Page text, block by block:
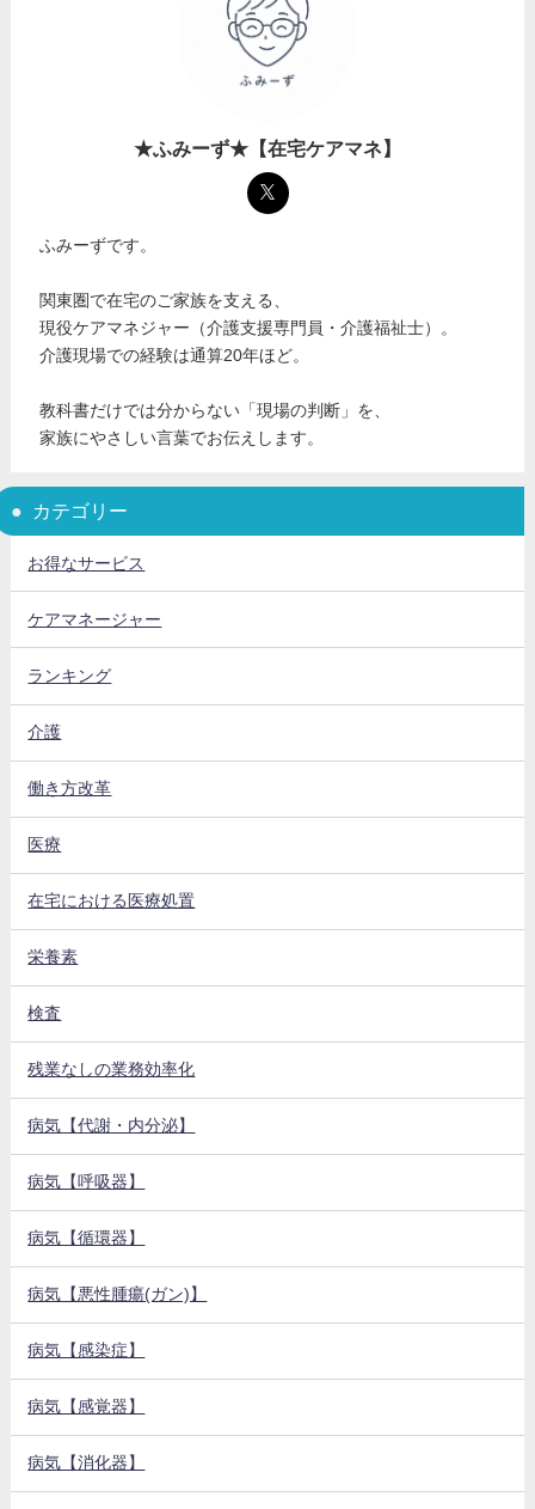
★ふみーず★【在宅ケアマネ】
ふみーずです。
関東圏で在宅のご家族を支える、
現役ケアマネジャー（介護支援専門員・介護福祉士）。
介護現場での経験は通算20年ほど。
教科書だけでは分からない「現場の判断」を、
家族にやさしい言葉でお伝えします。
カテゴリー
お得なサービス
ケアマネージャー
ランキング
介護
働き方改革
医療
在宅における医療処置
栄養素
検査
残業なしの業務効率化
病気【代謝・内分泌】
病気【呼吸器】
病気【循環器】
病気【悪性腫瘍(ガン)】
病気【感染症】
病気【感覚器】
病気【消化器】